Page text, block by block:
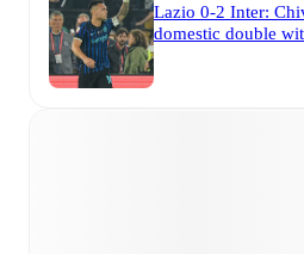
Lazio 0-2 Inter:
domestic double